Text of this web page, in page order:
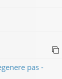
pas -